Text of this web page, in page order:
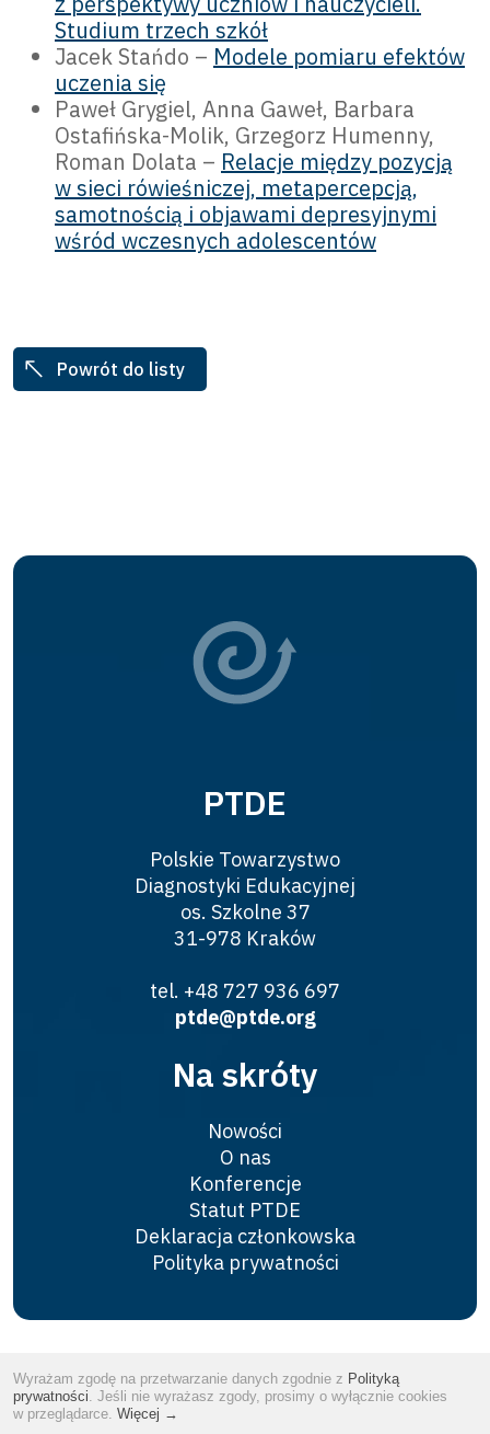
Studium trzech szkół
Jacek Stańdo – Modele pomiaru efektów
uczenia się
Paweł Grygiel, Anna Gaweł, Barbara
Ostafińska-Molik, Grzegorz Humenny,
Roman Dolata – Relacje między pozycją
w sieci rówieśniczej, metapercepcją,
samotnością i objawami depresyjnymi
wśród wczesnych adolescentów
Powrót do listy
PTDE
Polskie Towarzystwo
Diagnostyki Edukacyjnej
os. Szkolne 37
31-978 Kraków
tel. +48 727 936 697
ptde@ptde.org
Na skróty
Nowości
O nas
Konferencje
Statut PTDE
Deklaracja członkowska
Polityka prywatności
Website bytomami.pl
Wyrażam zgodę na przetwarzanie danych zgodnie z Polityką
prywatności. Jeśli nie wyrażasz zgody, prosimy o wyłącznie cookies
w przeglądarce. Więcej →